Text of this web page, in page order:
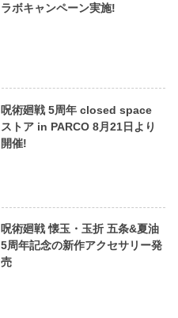
ラボキャンペーン実施!
呪術廻戦 5周年 closed space
ストア in PARCO 8月21日より
開催!
呪術廻戦 懐玉・玉折 五条&夏油
5周年記念の新作アクセサリー発
売